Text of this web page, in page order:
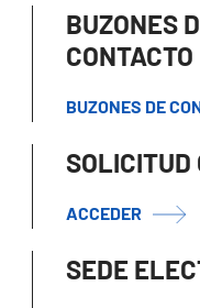
BUZONES
CONTACTO
BUZONES DE
SOLICITUD
ACCEDER
SEDE